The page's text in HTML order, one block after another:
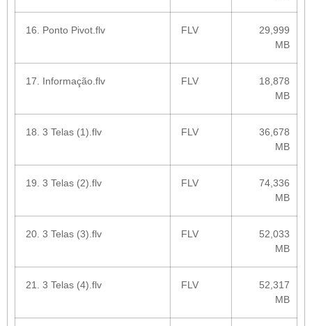
16. Ponto Pivot.flv FLV
29,999
MB
17. Informação.flv FLV
18,878
MB
18. 3 Telas (1).flv FLV
36,678
MB
19. 3 Telas (2).flv FLV
74,336
MB
20. 3 Telas (3).flv FLV
52,033
MB
21. 3 Telas (4).flv FLV
52,317
MB